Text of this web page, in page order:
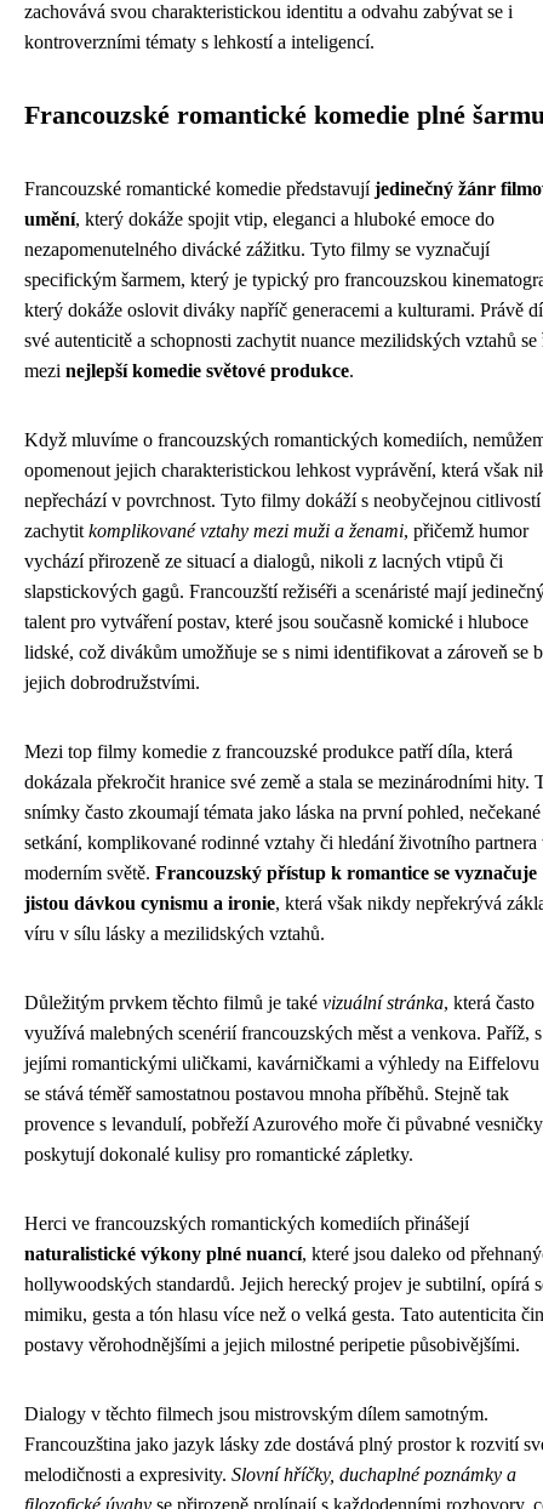
zachovává svou charakteristickou identitu a odvahu zabývat se i
kontroverzními tématy s lehkostí a inteligencí.
Francouzské romantické komedie plné
Francouzské romantické komedie představujíjedinečný žánr
umění, který dokáže spojit vtip, eleganci a hluboké emoce do
nezapomenutelného divácké zážitku. Tyto filmy se vyznačují
specifickým šarmem, který je typický pro francouzskou
který dokáže oslovit diváky napříč generacemi a kulturami. Právě
své autenticitě a schopnosti zachytit nuance mezilidských vztahů se
mezi nejlepší komedie světové produkce.
Když mluvíme o francouzských romantických komediích,
opomenout jejich charakteristickou lehkost vyprávění, která však
nepřechází v povrchnost. Tyto filmy dokáží s neobyčejnou citlivostí
zachytit komplikované vztahy mezi muži a ženami, přičemž humor
vychází přirozeně ze situací a dialogů, nikoli z lacných vtipů či
slapstickových gagů. Francouzští režiséři a scenáristé mají
talent pro vytváření postav, které jsou současně komické i hluboce
lidské, což divákům umožňuje se s nimi identifikovat a zároveň se
jejich dobrodružstvími.
Mezi top filmy komedie z francouzské produkce patří díla, která
dokázala překročit hranice své země a stala se mezinárodními hity.
snímky často zkoumají témata jako láska na první pohled, nečekané
setkání, komplikované rodinné vztahy či hledání životního partnera
moderním světě. Francouzský přístup k romantice se vyznačuje
jistou dávkou cynismu a ironie, která však nikdy nepřekrývá
víru v sílu lásky a mezilidských vztahů.
Důležitým prvkem těchto filmů je také vizuální stránka, která často
využívá malebných scenérií francouzských měst a venkova. Paříž, s
jejími romantickými uličkami, kavárničkami a výhledy na Eiffelovu
se stává téměř samostatnou postavou mnoha příběhů. Stejně tak
provence s levandulí, pobřeží Azurového moře či půvabné vesničky
poskytují dokonalé kulisy pro romantické zápletky.
Herci ve francouzských romantických komediích přinášejí
naturalistické výkony plné nuancí, které jsou daleko od
hollywoodských standardů. Jejich herecký projev je subtilní, opírá
mimiku, gesta a tón hlasu více než o velká gesta. Tato autenticita
postavy věrohodnějšími a jejich milostné peripetie působivějšími.
Dialogy v těchto filmech jsou mistrovským dílem samotným.
Francouzština jako jazyk lásky zde dostává plný prostor k rozvití
melodičnosti a expresivity. Slovní hříčky, duchaplné poznámky a